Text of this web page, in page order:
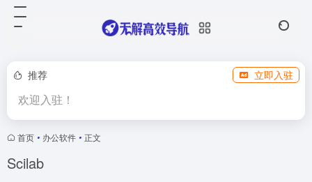
推荐 立即入驻
欢迎入驻！
首页 • 办公软件 • 正文
Scilab